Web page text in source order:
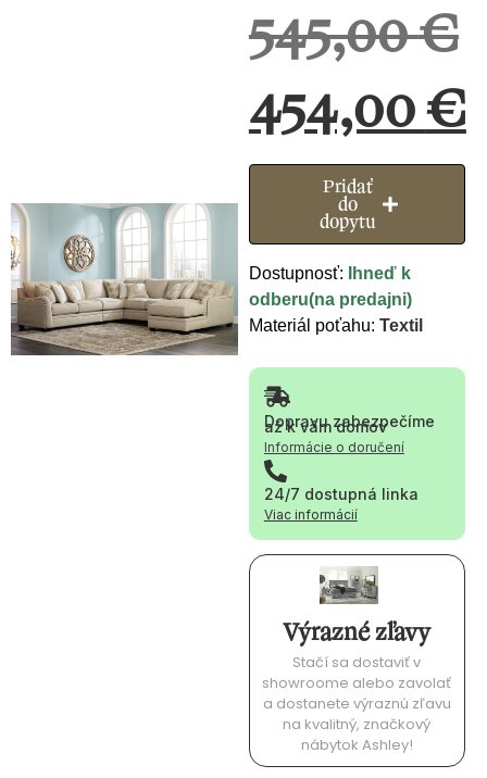
545,00€
454,00€
Pridať
do
dopytu
Dostupnosť:
Ihneď k
odberu(na predajni)
Materiál poťahu: Textil
Dopravu zabezpečíme
až k vám domov
Informácie o doručení
24/7 dostupná linka
Viac informácií
Výrazné zľavy
Stačí sa dostaviť v
showroome alebo zavolať
a dostanete výraznú zľavu
na kvalitný, značkový
nábytok Ashley!